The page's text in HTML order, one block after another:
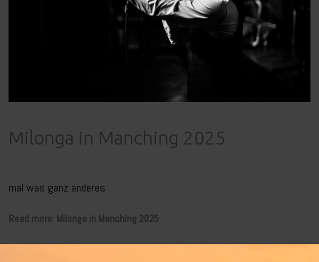
Milonga in Manching 2025
mal was ganz anderes
Read more: Milonga in Manching 2025